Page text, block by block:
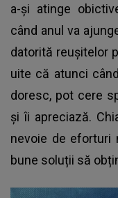
a-și atinge
când anul va
datorită reușitelor
uite că atunci
doresc, pot cere
și îi apreciază.
nevoie de eforturi
bune soluții să